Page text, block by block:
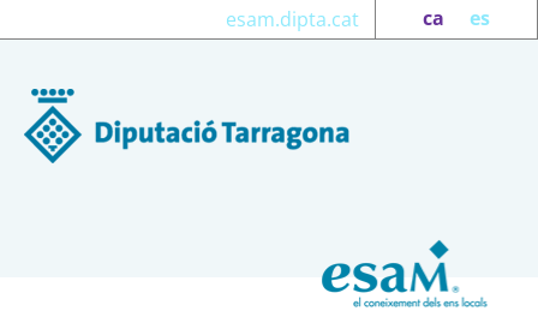
ca es
esam.dipta.cat